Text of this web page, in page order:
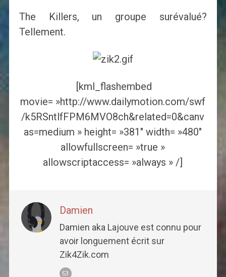
The Killers, un groupe surévalué?
Tellement.
[kml_flashembed
movie= »http://www.dailymotion.com/swf
/k5RSntlfFPM6MVO8ch&related=0&canv
as=medium » height= »381″ width= »480″
allowfullscreen= »true »
allowscriptaccess= »always » /]
Damien
Damien aka Lajouve est connu pour
avoir longuement écrit sur
Zik4Zik.com